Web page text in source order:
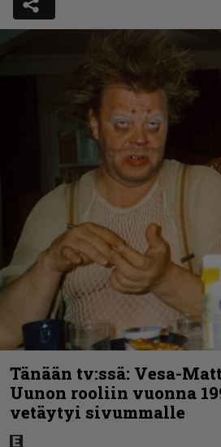
Tänään tv:ssä: Vesa-
Uunon rooliin vuonna
vetäytyi sivummalle